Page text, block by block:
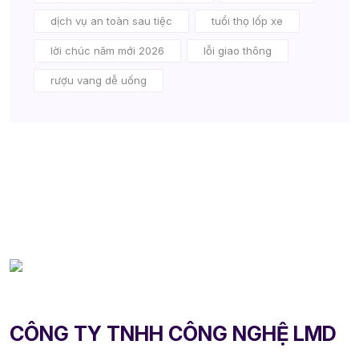
dịch vụ an toàn sau tiệc tuổi thọ lốp xe
lời chúc năm mới 2026 lỗi giao thông
rượu vang dễ uống
CÔNG TY TNHH CÔNG NGHỆ LMD